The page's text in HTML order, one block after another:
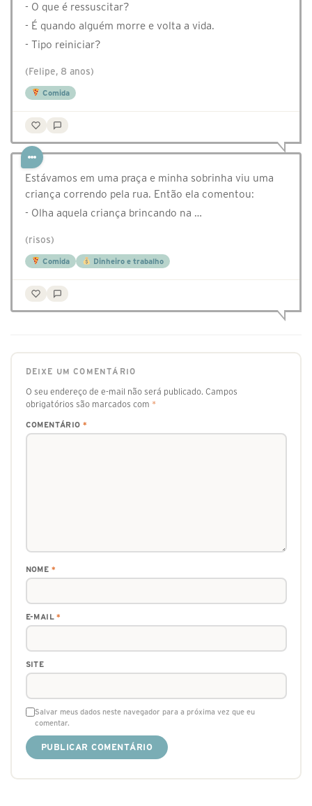
- O que é ressuscitar?
- É quando alguém morre e volta a vida.
- Tipo reiniciar?
(Felipe, 8 anos)
Comida
Estávamos em uma praça e minha sobrinha viu uma
criança correndo pela rua. Então ela comentou:
- Olha aquela criança brincando na …
(risos)
Comida Dinheiro e trabalho
DEIXE UM COMENTÁRIO
O seu endereço de e-mail não será publicado. Campos
obrigatórios são marcados com *
COMENTÁRIO *
NOME *
E-MAIL*
SITE
Salvar meus dados neste navegador para a próxima vez que eu
comentar.